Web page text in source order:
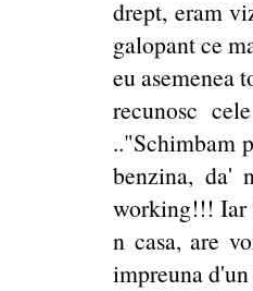
drept, eram
galopant ce
eu asemenea
recunosc
.."Schimbam
benzina, da'
working!!! Iar
n casa, are
impreuna